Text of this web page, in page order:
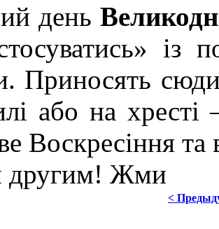
день
із
Приносять
або на
Воскресіння та
другим! Жми
<